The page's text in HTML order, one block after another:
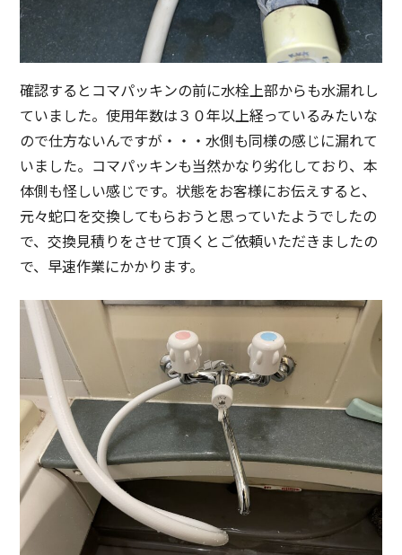
確認するとコマパッキンの前に水栓上部からも水漏れし
ていました。使用年数は３０年以上経っているみたいな
ので仕方ないんですが・・・水側も同様の感じに漏れて
いました。コマパッキンも当然かなり劣化しており、本
体側も怪しい感じです。状態をお客様にお伝えすると、
元々蛇口を交換してもらおうと思っていたようでしたの
で、交換見積りをさせて頂くとご依頼いただきましたの
で、早速作業にかかります。